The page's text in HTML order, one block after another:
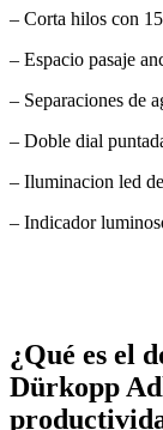
– Corta hilos con
– Espacio pasaje
– Separaciones de
– Doble dial
– Iluminacion led
– Indicador
¿Qué es el
Dürkopp